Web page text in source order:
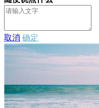
取消 确定